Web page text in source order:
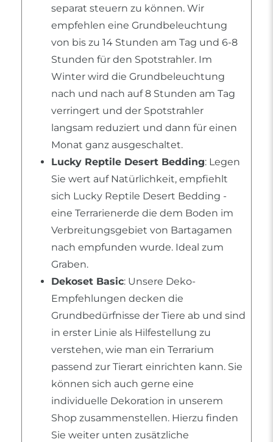
separat steuern zu können. Wir
empfehlen eine Grundbeleuchtung
von bis zu 14 Stunden am Tag und 6-8
Stunden für den Spotstrahler. Im
Winter wird die Grundbeleuchtung
nach und nach auf 8 Stunden am Tag
verringert und der Spotstrahler
langsam reduziert und dann für einen
Monat ganz ausgeschaltet.
Lucky Reptile Desert Bedding: Legen
Sie wert auf Natürlichkeit, empfiehlt
sich Lucky Reptile Desert Bedding -
eine Terrarienerde die dem Boden im
Verbreitungsgebiet von Bartagamen
nach empfunden wurde. Ideal zum
Graben.
Dekoset Basic: Unsere Deko-
Empfehlungen decken die
Grundbedürfnisse der Tiere ab und sind
in erster Linie als Hilfestellung zu
verstehen, wie man ein Terrarium
passend zur Tierart einrichten kann. Sie
können sich auch gerne eine
individuelle Dekoration in unserem
Shop zusammenstellen. Hierzu finden
Sie weiter unten zusätzliche